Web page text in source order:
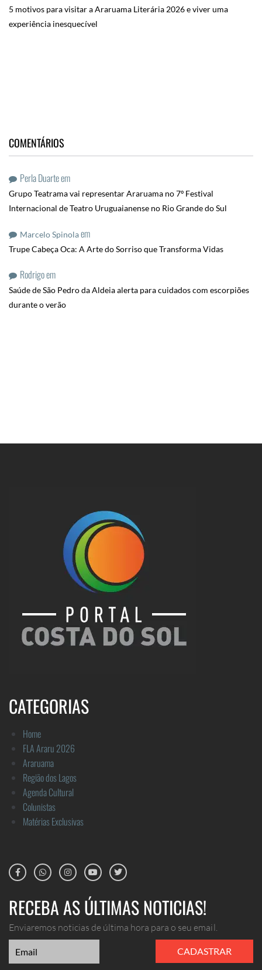
5 motivos para visitar a Araruama Literária 2026 e viver uma
experiência inesquecível
COMENTÁRIOS
Perla Duarteem
Grupo Teatrama vai representar Araruama no 7º Festival
Internacional de Teatro Uruguaianense no Rio Grande do Sul
Marcelo Spinolaem
Trupe Cabeça Oca: A Arte do Sorriso que Transforma Vidas
Rodrigoem
Saúde de São Pedro da Aldeia alerta para cuidados com escorpiões
durante o verão
CATEGORIAS
Home
FLA Araru 2026
Araruama
Região dos Lagos
Agenda Cultural
Colunistas
Matérias Exclusivas
RECEBA AS ÚLTIMAS NOTICIAS!
Enviaremos noticias de última hora para o seu email.
CADASTRAR